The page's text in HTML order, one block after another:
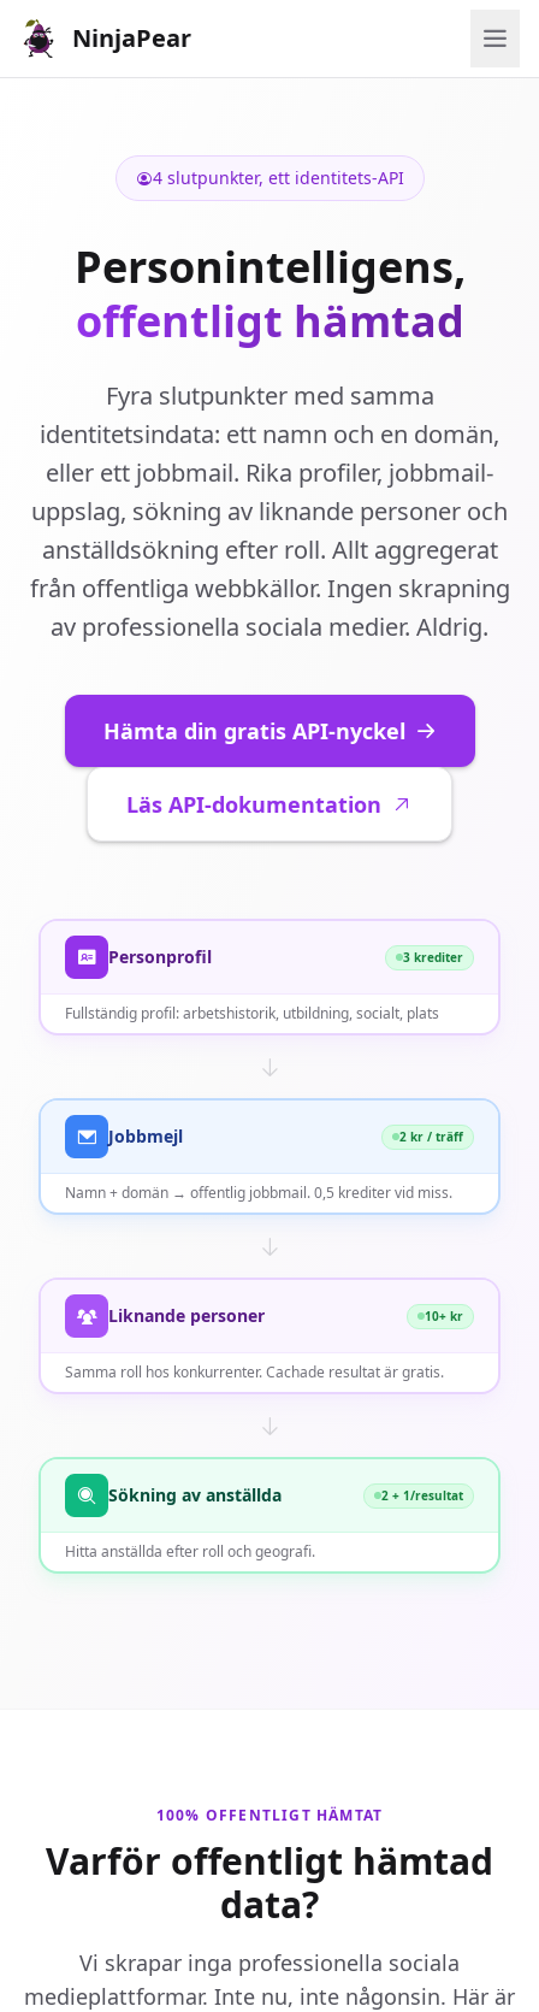
NinjaPear
4 slutpunkter, ett identitets-API
Personintelligens,
offentligt hämtad
Fyra slutpunkter med samma
identitetsindata: ett namn och en domän,
eller ett jobbmail. Rika profiler, jobbmail-
uppslag, sökning av liknande personer och
anställdsökning efter roll. Allt aggregerat
från offentliga webbkällor. Ingen skrapning
av professionella sociala medier. Aldrig.
Hämta din gratis API-nyckel
Läs API-dokumentation
Personprofil 3 krediter
Fullständig profil: arbetshistorik, utbildning, socialt, plats
Jobbmejl 2 kr / träff
Namn + domän → offentlig jobbmail. 0,5 krediter vid miss.
Liknande personer 10+ kr
Samma roll hos konkurrenter. Cachade resultat är gratis.
Sökning av anställda 2 + 1/resultat
Hitta anställda efter roll och geografi.
100% OFFENTLIGT HÄMTAT
Varför offentligt hämtad
data?
Vi skrapar inga professionella sociala
medieplattformar. Inte nu, inte någonsin. Här är